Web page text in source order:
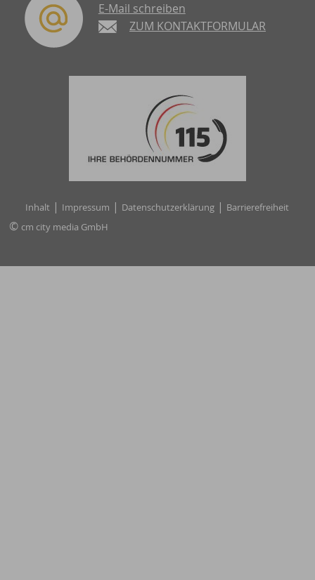
E-Mail schreiben
ZUM KONTAKTFORMULAR
Inhalt | Impressum | Datenschutzerklärung | Barrierefreiheit
© cm city media GmbH